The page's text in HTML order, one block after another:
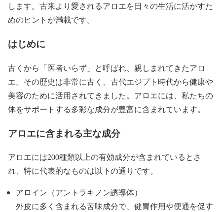
します。古来より愛されるアロエを日々の生活に活かすた
めのヒントが満載です。
はじめに
古くから「医者いらず」と呼ばれ、親しまれてきたアロ
エ。その歴史は非常に古く、古代エジプト時代から健康や
美容のために活用されてきました。アロエには、私たちの
体をサポートする多彩な成分が豊富に含まれています。
アロエに含まれる主な成分
アロエには200種類以上の有効成分が含まれているとさ
れ、特に代表的なものは以下の通りです。
アロイン（アントラキノン誘導体）
外皮に多く含まれる苦味成分で、健胃作用や便通を促す